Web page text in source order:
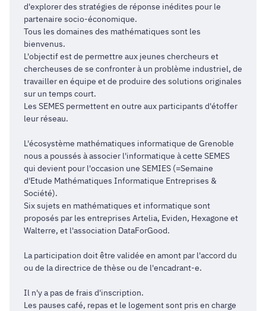
d'explorer des stratégies de réponse inédites pour le
partenaire socio-économique.
Tous les domaines des mathématiques sont les
bienvenus.
L'objectif est de permettre aux jeunes chercheurs et
chercheuses de se confronter à un problème industriel, de
travailler en équipe et de produire des solutions originales
sur un temps court.
Les SEMES permettent en outre aux participants d'étoffer
leur réseau.
L'écosystème mathématiques informatique de Grenoble
nous a poussés à associer l'informatique à cette SEMES
qui devient pour l'occasion une SEMIES (=Semaine
d'Etude Mathématiques Informatique Entreprises &
Société).
Six sujets en mathématiques et informatique sont
proposés par les entreprises Artelia, Eviden, Hexagone et
Walterre, et l'association DataForGood.
La participation doit être validée en amont par l'accord du
ou de la directrice de thèse ou de l'encadrant-e.
Il n'y a pas de frais d'inscription.
Les pauses café, repas et le logement sont pris en charge